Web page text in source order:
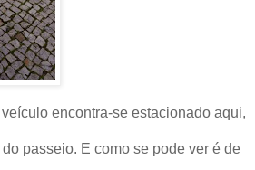
encontra-se estacionado aqui,
passeio. E como se pode ver é de